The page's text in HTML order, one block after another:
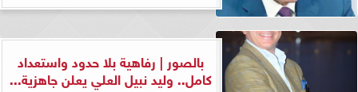
بالصور | رفاهية بلا حدود واستعداد
كامل.. وليد نبيل العلي يعلن جاهزية...